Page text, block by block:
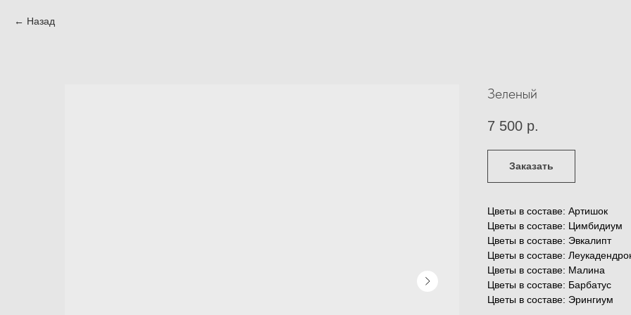
Назад
Зеленый
7 500 р.
Заказать
Цветы в составе: Артишок
Цветы в составе: Цимбидиум
Цветы в составе: Эвкалипт
Цветы в составе:
Цветы в составе: Малина
Цветы в составе: Барбатус
Цветы в составе: Эрингиум